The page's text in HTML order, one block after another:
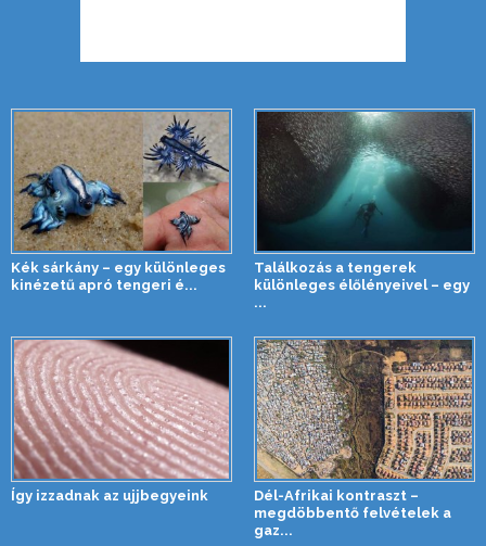
Kék sárkány – egy különleges
kinézetű apró tengeri é...
Találkozás a tengerek
különleges élőlényeivel – egy
...
Így izzadnak az ujjbegyeink
Dél-Afrikai kontraszt –
megdöbbentő felvételek a
gaz...